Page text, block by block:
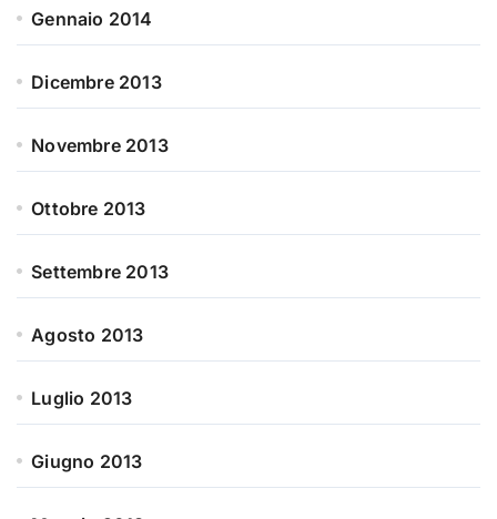
Gennaio 2014
Dicembre 2013
Novembre 2013
Ottobre 2013
Settembre 2013
Agosto 2013
Luglio 2013
Giugno 2013